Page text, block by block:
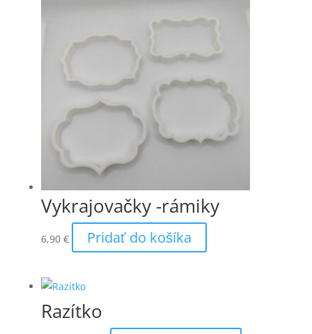
Vykrajovačky -rámiky
6,90 € Pridať do košíka
Razítko